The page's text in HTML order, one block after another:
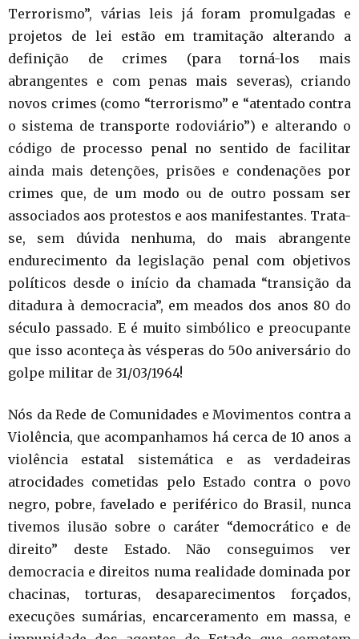
Terrorismo”, várias leis já foram promulgadas e
projetos de lei estão em tramitação alterando a
definição de crimes (para torná-los mais
abrangentes e com penas mais severas), criando
novos crimes (como “terrorismo” e “atentado contra
o sistema de transporte rodoviário”) e alterando o
código de processo penal no sentido de facilitar
ainda mais detenções, prisões e condenações por
crimes que, de um modo ou de outro possam ser
associados aos protestos e aos manifestantes. Trata-
se, sem dúvida nenhuma, do mais abrangente
endurecimento da legislação penal com objetivos
políticos desde o início da chamada “transição da
ditadura à democracia”, em meados dos anos 80 do
século passado. E é muito simbólico e preocupante
que isso aconteça às vésperas do 50o aniversário do
golpe militar de 31/03/1964!
Nós da Rede de Comunidades e Movimentos contra a
Violência, que acompanhamos há cerca de 10 anos a
violência estatal sistemática e as verdadeiras
atrocidades cometidas pelo Estado contra o povo
negro, pobre, favelado e periférico do Brasil, nunca
tivemos ilusão sobre o caráter “democrático e de
direito” deste Estado. Não conseguimos ver
democracia e direitos numa realidade dominada por
chacinas, torturas, desaparecimentos forçados,
execuções sumárias, encarceramento em massa, e